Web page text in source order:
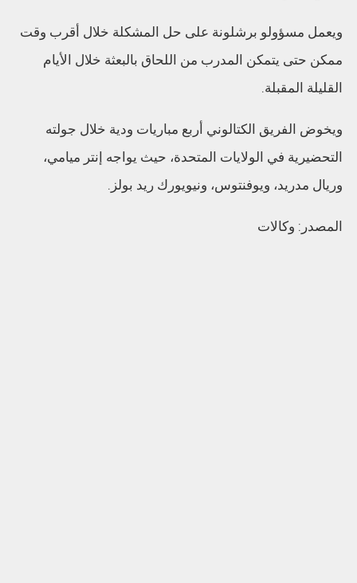
ويعمل مسؤولو برشلونة على حل المشكلة خلال أقرب وقت
ممكن حتى يتمكن المدرب من اللحاق بالبعثة خلال الأيام
القليلة المقبلة.
ويخوض الفريق الكتالوني أربع مباريات ودية خلال جولته
التحضيرية في الولايات المتحدة، حيث يواجه إنتر ميامي،
وريال مدريد، ويوفنتوس، ونيويورك ريد بولز.
المصدر: وكالات